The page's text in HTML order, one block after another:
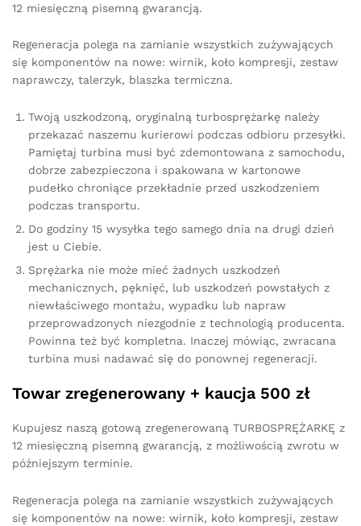
12 miesięczną pisemną gwarancją.
Regeneracja polega na zamianie wszystkich zużywających
się komponentów na nowe: wirnik, koło kompresji, zestaw
naprawczy, talerzyk, blaszka termiczna.
Twoją uszkodzoną, oryginalną turbosprężarkę należy
przekazać naszemu kurierowi podczas odbioru przesyłki.
Pamiętaj turbina musi być zdemontowana z samochodu,
dobrze zabezpieczona i spakowana w kartonowe
pudełko chroniące przekładnie przed uszkodzeniem
podczas transportu.
Do godziny 15 wysyłka tego samego dnia na drugi dzień
jest u Ciebie.
Sprężarka nie może mieć żadnych uszkodzeń
mechanicznych, pęknięć, lub uszkodzeń powstałych z
niewłaściwego montażu, wypadku lub napraw
przeprowadzonych niezgodnie z technologią producenta.
Powinna też być kompletna. Inaczej mówiąc, zwracana
turbina musi nadawać się do ponownej regeneracji.
Towar zregenerowany + kaucja 500 zł
Kupujesz naszą gotową zregenerowaną TURBOSPRĘŻARKĘ z
12 miesięczną pisemną gwarancją, z możliwością zwrotu w
późniejszym terminie.
Regeneracja polega na zamianie wszystkich zużywających
się komponentów na nowe: wirnik, koło kompresji, zestaw